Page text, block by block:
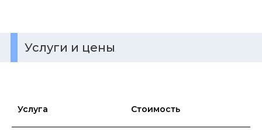
Услуги и цены
Услуга Стоимость